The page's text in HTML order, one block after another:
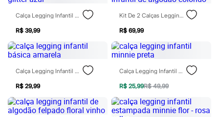
Todos os produtos
Infantil
Arrumadinho para os meninos
Romântico para as meninas
Inverno
Novidades
Roupas menina
0 a 24 meses
1 a 5 anos
10 a 16 anos
Roupas menino
Calça Legging Infantil Com Glitter Azul
R$ 39,99
Kit De 2 Calças Legging Infantil De Algodão Colorido
R$ 69,99
Calça Legging Infantil Básica Amarela
R$ 29,99
Calça Legging Infantil Minnie Preta
R$ 25,99R$ 49,99